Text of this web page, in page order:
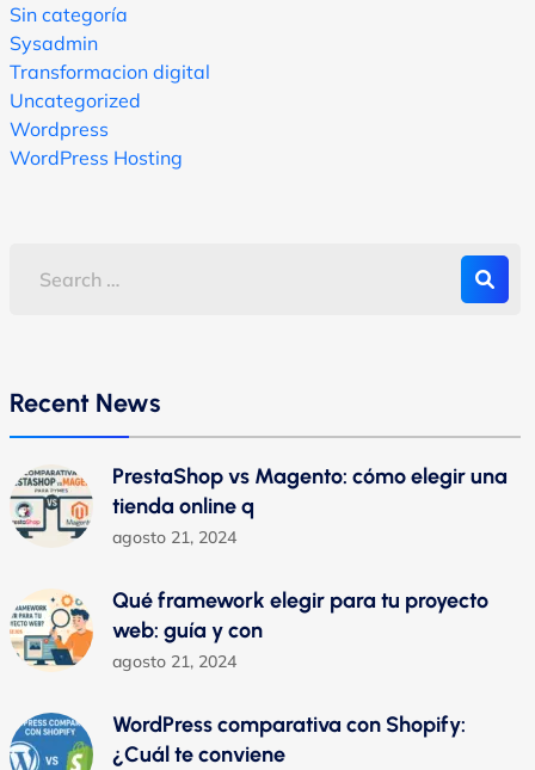
Sin categoría
Sysadmin
Transformacion digital
Uncategorized
Wordpress
WordPress Hosting
Recent News
PrestaShop vs Magento: cómo elegir una
tienda online q
agosto 21, 2024
Qué framework elegir para tu proyecto
web: guía y con
agosto 21, 2024
WordPress comparativa con Shopify:
¿Cuál te conviene